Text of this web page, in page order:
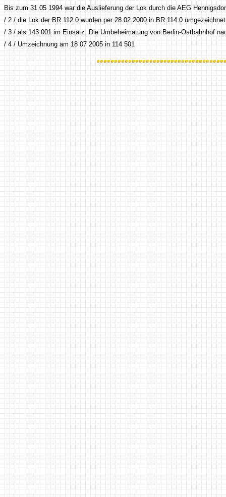
Bis zum 31 05 1994 war die Auslieferung der Lok durch die AEG
/ 2 / die Lok der BR 112.0 wurden per 28.02.2000 in BR 114.0
/ 3 / als 143 001 im Einsatz. Die Umbeheimatung von Berlin-Ostbahnhof
/ 4 / Umzeichnung am 18 07 2005 in 114 501